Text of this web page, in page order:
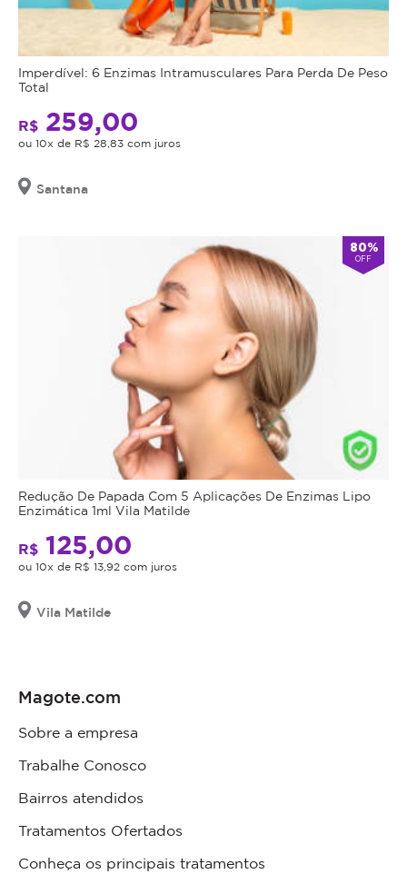
Imperdível: 6 Enzimas Intramusculares Para Perda De Peso
Total
R$ 259,00
ou 10x de R$ 28,83 com juros
Santana
80%
OFF
Redução De Papada Com 5 Aplicações De Enzimas Lipo
Enzimática 1ml Vila Matilde
R$ 125,00
ou 10x de R$ 13,92 com juros
Vila Matilde
Magote.com
Sobre a empresa
Trabalhe Conosco
Bairros atendidos
Tratamentos Ofertados
Conheça os principais tratamentos